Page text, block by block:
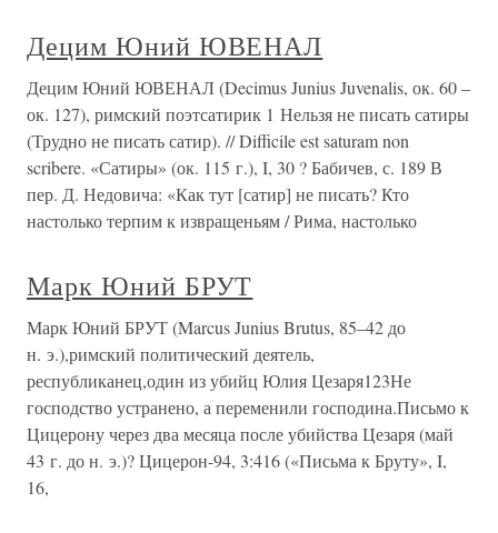
Децим Юний ЮВЕНАЛ
Децим Юний ЮВЕНАЛ (Decimus Junius Juvenalis, ок. 60 –
ок. 127), римский поэтсатирик 1 Нельзя не писать сатиры
(Трудно не писать сатир). // Difficile est saturam non
scribere. «Сатиры» (ок. 115 г.), I, 30 ? Бабичев, с. 189 В
пер. Д. Недовича: «Как тут [сатир] не писать? Кто
настолько терпим к извращеньям / Рима, настолько
Марк Юний БРУТ
Марк Юний БРУТ (Marcus Junius Brutus, 85–42 до
н. э.),римский политический деятель,
республиканец,один из убийц Юлия Цезаря123Не
господство устранено, а переменили господина.Письмо к
Цицерону через два месяца после убийства Цезаря (май
43 г. до н. э.)? Цицерон-94, 3:416 («Письма к Бруту», I,
16,